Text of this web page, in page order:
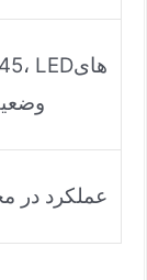
عملکرد در